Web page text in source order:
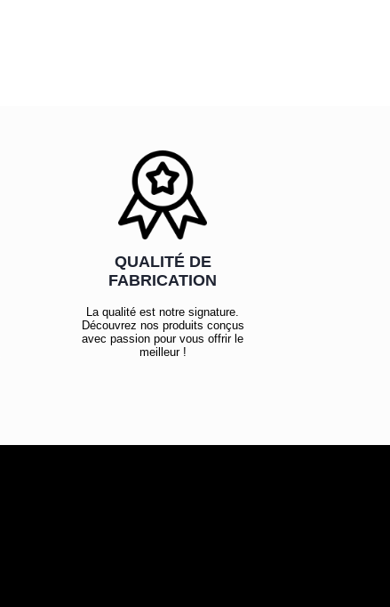
QUALITÉ DE
FABRICATION
La qualité est notre signature.
Découvrez nos produits conçus
avec passion pour vous offrir le
meilleur !